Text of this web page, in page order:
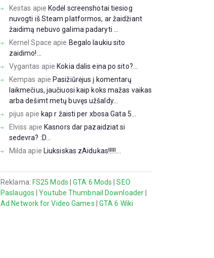
Kestas apie Kodėl screenshotai tiesiog
nuvogti iš Steam platformos, ar žaidžiant
žaidimą nebuvo galima padaryti ...
Kernel Space apie Begalo laukiu sito
zaidimo!...
Vygantas apie Kokia dalis eina po sito?...
Kempas apie Pasižiūrėjus į komentarų
laikmečius, jaučiuosi kaip koks mažas vaikas
arba dešimt metų buvęs užšaldy...
pijus apie kap r žaisti per xbosa Gata 5...
Elviss apie Kasnors dar pazaidziat si
sedevra? :D...
Milda apie Liuksiskas zAidukas!!!!!...
Reklama: FS25 Mods |GTA 6 Mods |SEO
Paslaugos |Youtube Thumbnail Downloader
Ad Network for Video Games
GTA 6 Wiki